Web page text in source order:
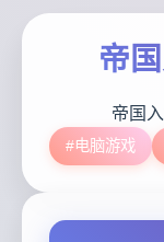
帝
帝国
#电脑游戏